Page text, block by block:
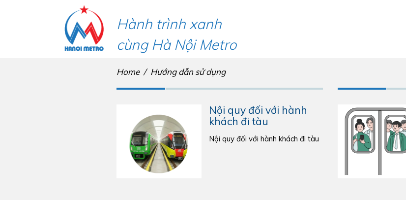
Hành trình xanh
cùng Hà Nội Metro
Home Hướng dẫn sử dụng
Nội quy đối với hành
khách đi tàu
Nội quy đối với hành khách đi tàu